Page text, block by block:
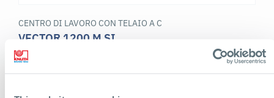
CENTRO DI LAVORO CON TELAIO A C
VECTOR 1200 M SI
Soluzione di fresatura premium per la costruzione di stampi e